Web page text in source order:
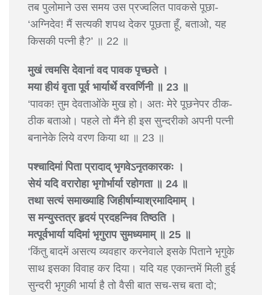
तब पुलोमाने उस समय उस प्रज्वलित पावकसे पूछा-
‘अग्निदेव! मैं सत्यकी शपथ देकर पूछता हूँ, बताओ, यह
किसकी पत्नी है?’ ॥ 22 ॥
मुखं त्वमसि देवानां वद पावक पृच्छते ।
मया हीयं वृता पूर्व भार्यार्थे वरवर्णिनी ॥ 23 ॥
‘पावक! तुम देवताओंके मुख हो। अतः मेरे पूछनेपर ठीक-
ठीक बताओ। पहले तो मैंने ही इस सुन्दरीको अपनी पत्नी
बनानेके लिये वरण किया था ॥ 23 ॥
पश्चादिमां पिता प्रादाद् भृगवेऽनृतकारकः ।
सेयं यदि वरारोहा भृगोर्भार्या रहोगता ॥ 24 ॥
तथा सत्यं समाख्याहि जिहीर्षाम्याश्रमादिमाम् ।
स मन्युस्तत्र हृदयं प्रदहन्निव तिष्ठति ।
मत्पूर्वभार्या यदिमां भृगुराप सुमध्यमाम् ॥ 25 ॥
‘किंतु बादमें असत्य व्यवहार करनेवाले इसके पिताने भृगुके
साथ इसका विवाह कर दिया। यदि यह एकान्तमें मिली हुई
सुन्दरी भृगुकी भार्या है तो वैसी बात सच-सच बता दो;